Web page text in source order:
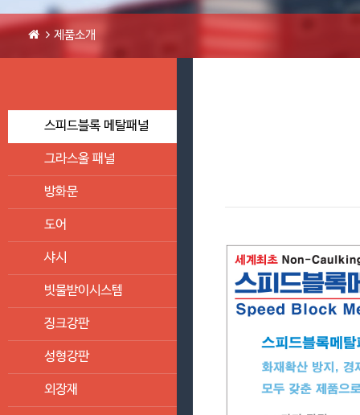
스피드블록 메탈패널
그라스울 패널
방화문
도어
샤시
빗물받이시스템
징크강판
성형강판
외장재
제품소개